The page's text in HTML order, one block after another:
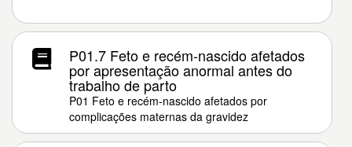
P01.7 Feto e recém-nascido afetados
por apresentação anormal antes do
trabalho de parto
P01 Feto e recém-nascido afetados por
complicações maternas da gravidez